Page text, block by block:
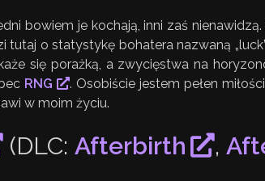
bowiem je kochają, inni zaś
o statystykę bohatera nazwaną
się porażką, a zwycięstwa na
RNG
. Osobiście jestem pełen
w moim życiu.
(DLC: Afterbirth ,